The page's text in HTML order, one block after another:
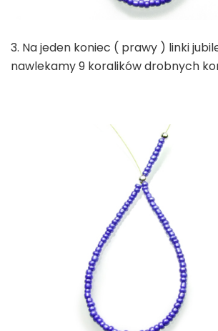
3. Na jeden koniec ( prawy ) linki
nawlekamy 9 koralików drobnych